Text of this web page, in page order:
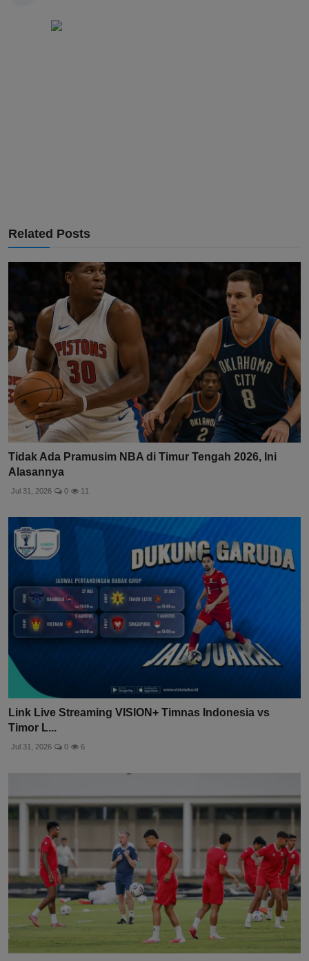
Related Posts
Tidak Ada Pramusim NBA di Timur Tengah 2026, Ini
Alasannya
Jul 31, 2026 0 11
Link Live Streaming VISION+ Timnas Indonesia vs
Timor L...
Jul 31, 2026 0 6